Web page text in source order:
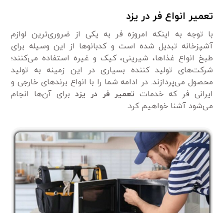
تعمیر انواع فر در یزد
با توجه به اینکه امروزه فر به یکی از ضروری‌ترین لوازم
آشپزخانه تبدیل شده است و کدبانو‌ها از این وسیله برای
طبخ انواع غذا‌ها، شیرینی، کیک و غیره استفاده می‌کنند؛
شرکت‌های تولید کننده بسیاری در این زمینه به تولید
محصول می‌پردازند. در ادامه شما را با انواع برند‌های خارجی و
ایرانی فر که خدمات تعمیر فر در یزد برای آن‌ها انجام
می‌شود آشنا خواهیم کرد.